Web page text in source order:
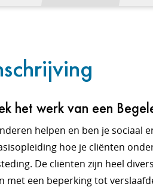
het werk van een
helpen en ben je sociaal
hoe je cliënten
De cliënten zijn heel
met een beperking tot